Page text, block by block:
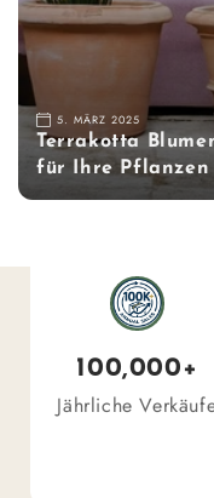
5. MÄRZ 2025
Terrakotta
für Ihre
100,000+
Jährliche